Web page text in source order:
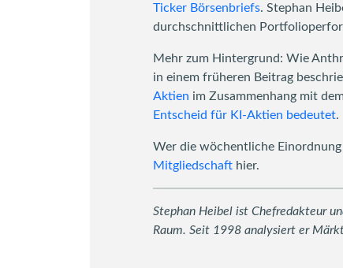
Ticker Börsenbriefs. Stephan
durchschnittlichen
Mehr zum Hintergrund: Wie
in einem früheren Beitrag
Aktien im Zusammenhang mit
Entscheid für KI-Aktien bedeutet.
Wer die wöchentliche
Mitgliedschaft hier.
Stephan Heibel ist Chefredakteur
Raum. Seit 1998 analysiert er